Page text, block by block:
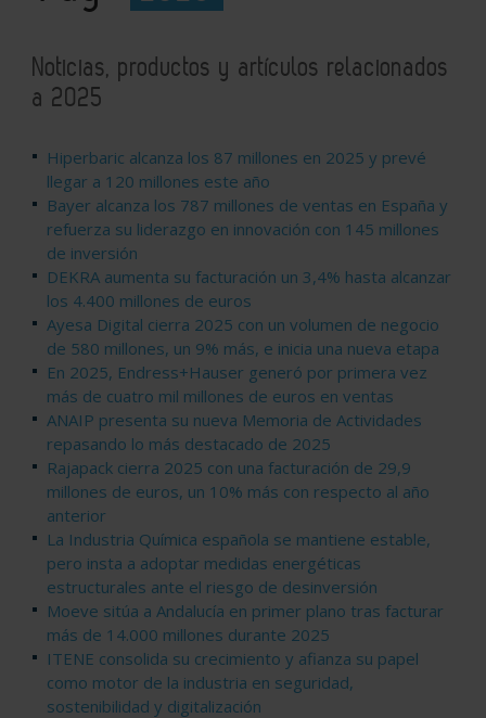
Noticias, productos y artículos relacionados
a 2025
Hiperbaric alcanza los 87 millones en 2025 y prevé
llegar a 120 millones este año
Bayer alcanza los 787 millones de ventas en España y
refuerza su liderazgo en innovación con 145 millones
de inversión
DEKRA aumenta su facturación un 3,4% hasta alcanzar
los 4.400 millones de euros
Ayesa Digital cierra 2025 con un volumen de negocio
de 580 millones, un 9% más, e inicia una nueva etapa
En 2025, Endress+Hauser generó por primera vez
más de cuatro mil millones de euros en ventas
ANAIP presenta su nueva Memoria de Actividades
repasando lo más destacado de 2025
Rajapack cierra 2025 con una facturación de 29,9
millones de euros, un 10% más con respecto al año
anterior
La Industria Química española se mantiene estable,
pero insta a adoptar medidas energéticas
estructurales ante el riesgo de desinversión
Moeve sitúa a Andalucía en primer plano tras facturar
más de 14.000 millones durante 2025
ITENE consolida su crecimiento y afianza su papel
como motor de la industria en seguridad,
sostenibilidad y digitalización